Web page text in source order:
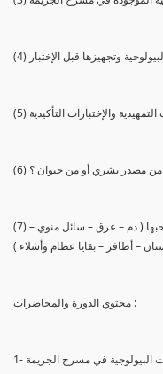
وتجهيزها قبل الإختبار
والإختبارات التأكيدية
من مصدر بشري أو من حيوان ؟
(7) إجراء الإختبارات علي العينة البيولوجية لتحديد صاحبها ( دم – عرق – سائل منوي –
– أظافر – بقايا عظام وأشلاء )
محتوي الدورة والمحاضرات :
البيولوجية في مسرح الجريمة